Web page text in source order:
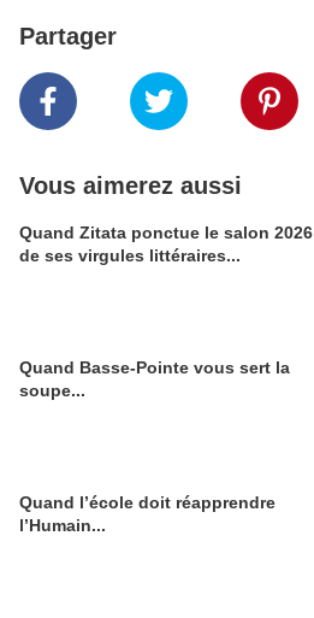
Partager
Vous aimerez aussi
Quand Zitata ponctue le salon 2026
de ses virgules littéraires...
Quand Basse-Pointe vous sert la
soupe...
Quand l’école doit réapprendre
l’Humain...